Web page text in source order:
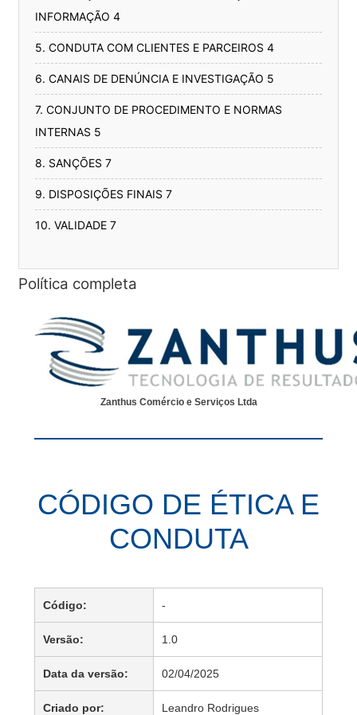
INFORMAÇÃO 4
5. CONDUTA COM CLIENTES E PARCEIROS 4
6. CANAIS DE DENÚNCIA E INVESTIGAÇÃO 5
7. CONJUNTO DE PROCEDIMENTO E NORMAS
INTERNAS 5
8. SANÇÕES 7
9. DISPOSIÇÕES FINAIS 7
10. VALIDADE 7
Política completa
Zanthus Comércio e Serviços Ltda
CÓDIGO DE ÉTICA E
CONDUTA
Código: -
Versão: 1.0
Data da versão: 02/04/2025
Criado por: Leandro Rodrigues